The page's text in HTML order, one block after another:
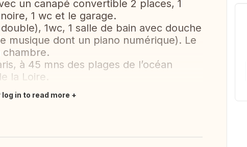
un canapé convertible 2 places, 1
1 wc et le garage.
1wc, 1 salle de bain avec douche
musique dont un piano numérique). Le
à 45 mns des plages de l’océan
la Loire.
log in to read more